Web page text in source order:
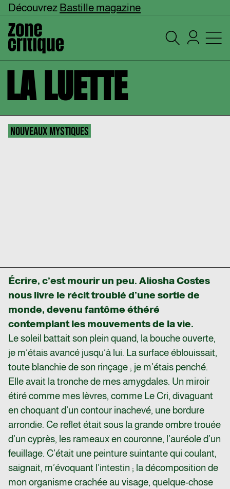
Découvrez Bastille magazine
LA LUETTE
NOUVEAUX MYSTIQUES
Écrire, c’est mourir un peu. Aliosha Costes
nous livre le récit troublé d’une sortie de
monde, devenu fantôme éthéré
contemplant les mouvements de la vie.
Le soleil battait son plein quand, la bouche ouverte,
je m’étais avancé jusqu’à lui. La surface éblouissait,
toute blanchie de son rinçage ; je m’étais penché.
Elle avait la tronche de mes amygdales. Un miroir
étiré comme mes lèvres, comme Le Cri, divaguant
en choquant d’un contour inachevé, une bordure
arrondie. Ce reflet était sous la grande ombre trouée
d’un cyprès, les rameaux en couronne, l’auréole d’un
feuillage. C’était une peinture suintante qui coulant,
saignait, m’évoquant l’intestin ; la décomposition de
mon organisme crachée au visage, quelque-chose